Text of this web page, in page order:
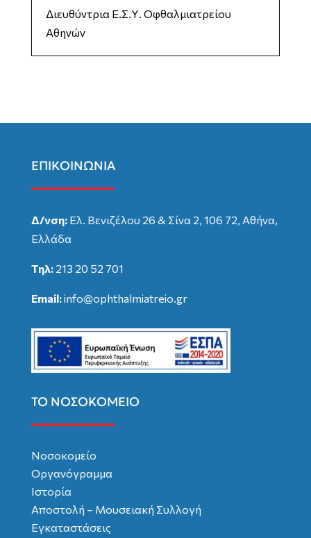
Διευθύντρια Ε.Σ.Υ. Οφθαλμιατρείου
Αθηνών
ΕΠΙΚΟΙΝΩΝΙΑ
Δ/νση:Ελ. Βενιζέλου 26 & Σίνα 2, 106 72, Αθήνα,
Ελλάδα
Τηλ: 213 20 52 701
Email:info@ophthalmiatreio.gr
ΤΟ ΝΟΣΟΚΟΜΕΙΟ
Νοσοκομείο
Οργανόγραμμα
Ιστορία
Αποστολή – Μουσειακή Συλλογή
Εγκαταστάσεις